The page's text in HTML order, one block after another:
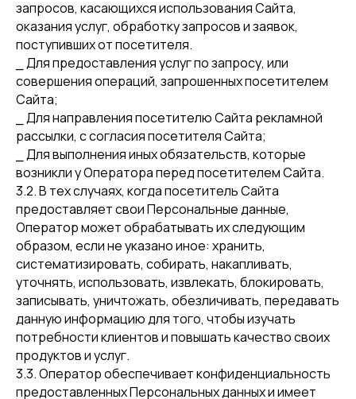
запросов, касающихся использования Сайта,
оказания услуг, обработку запросов и заявок,
поступивших от посетителя.
⎯ Для предоставления услуг по запросу, или
совершения операций, запрошенных посетителем
Сайта;
⎯ Для направления посетителю Сайта рекламной
рассылки, с согласия посетителя Сайта;
⎯ Для выполнения иных обязательств, которые
возникли у Оператора перед посетителем Сайта.
3.2. В тех случаях, когда посетитель Сайта
предоставляет свои Персональные данные,
Оператор может обрабатывать их следующим
образом, если не указано иное: хранить,
систематизировать, собирать, накапливать,
уточнять, использовать, извлекать, блокировать,
записывать, уничтожать, обезличивать, передавать
данную информацию для того, чтобы изучать
потребности клиентов и повышать качество своих
продуктов и услуг.
3.3. Оператор обеспечивает конфиденциальность
предоставленных Персональных данных и имеет